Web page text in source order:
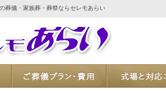
葬儀・家族葬・葬祭ならセレモあらい